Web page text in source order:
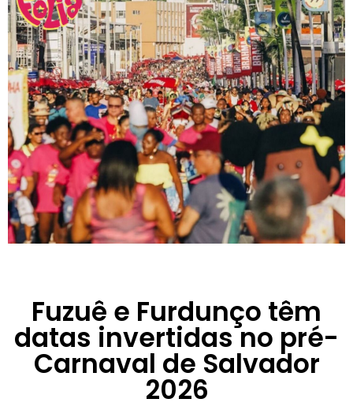
Fuzuê e Furdunço têm
datas invertidas no pré-
Carnaval de Salvador
2026